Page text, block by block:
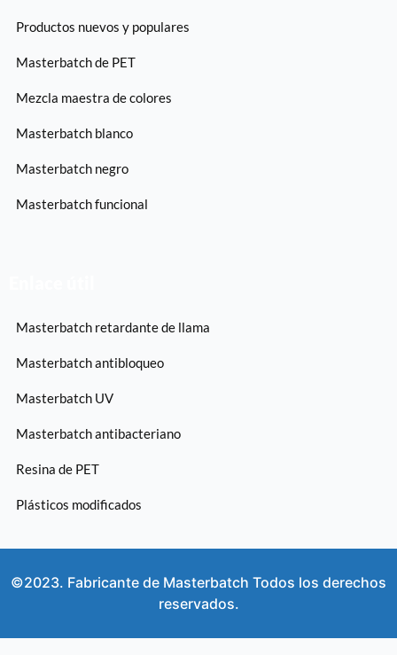
Productos nuevos y populares
Masterbatch de PET
Mezcla maestra de colores
Masterbatch blanco
Masterbatch negro
Masterbatch funcional
Masterbatch retardante de llama
Masterbatch antibloqueo
Masterbatch UV
Masterbatch antibacteriano
Resina de PET
Plásticos modificados
©2023. Fabricante de Masterbatch Todos los derechos
reservados.